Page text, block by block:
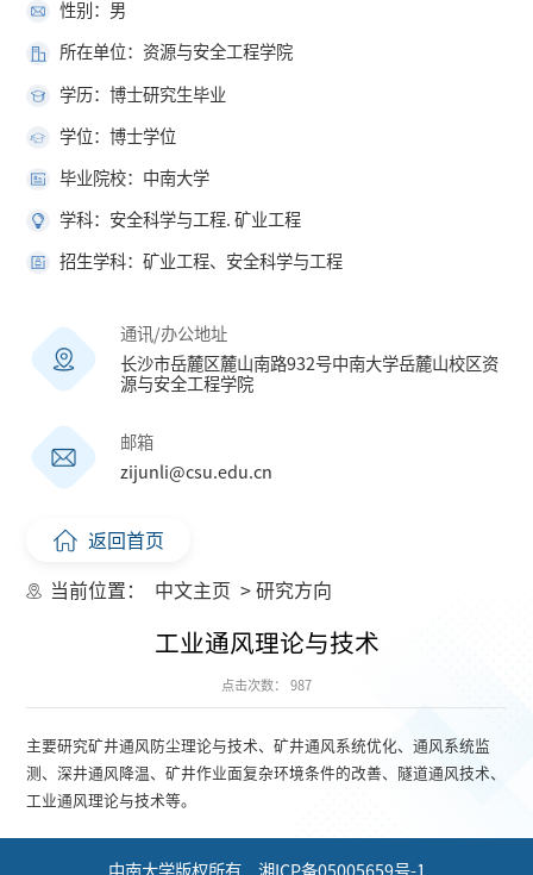
性别：男
所在单位：资源与安全工程学院
学历：博士研究生毕业
学位：博士学位
毕业院校：中南大学
学科：安全科学与工程. 矿业工程
招生学科：矿业工程、安全科学与工程
通讯/办公地址
长沙市岳麓区麓山南路932号中南大学岳麓山校区资
源与安全工程学院
邮箱
zijunli@csu.edu.cn
返回首页
当前位置： 中文主页 > 研究方向
工业通风理论与技术
点击次数： 987
主要研究矿井通风防尘理论与技术、矿井通风系统优化、通风系统监
测、深井通风降温、矿井作业面复杂环境条件的改善、隧道通风技术、
工业通风理论与技术等。
中南大学版权所有 湘ICP备05005659号-1